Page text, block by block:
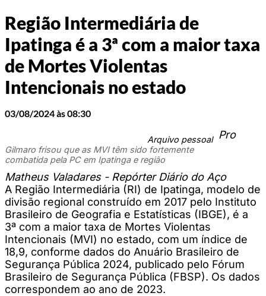
Região Intermediária de
Ipatinga é a 3ª com a maior taxa
de Mortes Violentas
Intencionais no estado
03/08/2024 às 08:30
Arquivo pessoal
Gilmaro frisou que as MVI têm sido fortemente
combatida pela PC em Ipatinga e região
Pro
Matheus Valadares - Repórter Diário do Aço
A Região Intermediária (RI) de Ipatinga, modelo de
divisão regional construído em 2017 pelo Instituto
Brasileiro de Geografia e Estatísticas (IBGE), é a
3ª com a maior taxa de Mortes Violentas
Intencionais (MVI) no estado, com um índice de
18,9, conforme dados do Anuário Brasileiro de
Segurança Pública 2024, publicado pelo Fórum
Brasileiro de Segurança Pública (FBSP). Os dados
correspondem ao ano de 2023.